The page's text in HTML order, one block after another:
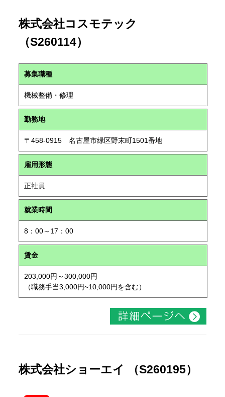
株式会社コスモテック
（S260114）
募集職種
機械整備・修理
勤務地
〒458-0915 名古屋市緑区野末町1501番地
雇用形態
正社員
就業時間
8：00～17：00
賃金
203,000円～300,000円
（職務手当3,000円~10,000円を含む）
株式会社ショーエイ （S260195）